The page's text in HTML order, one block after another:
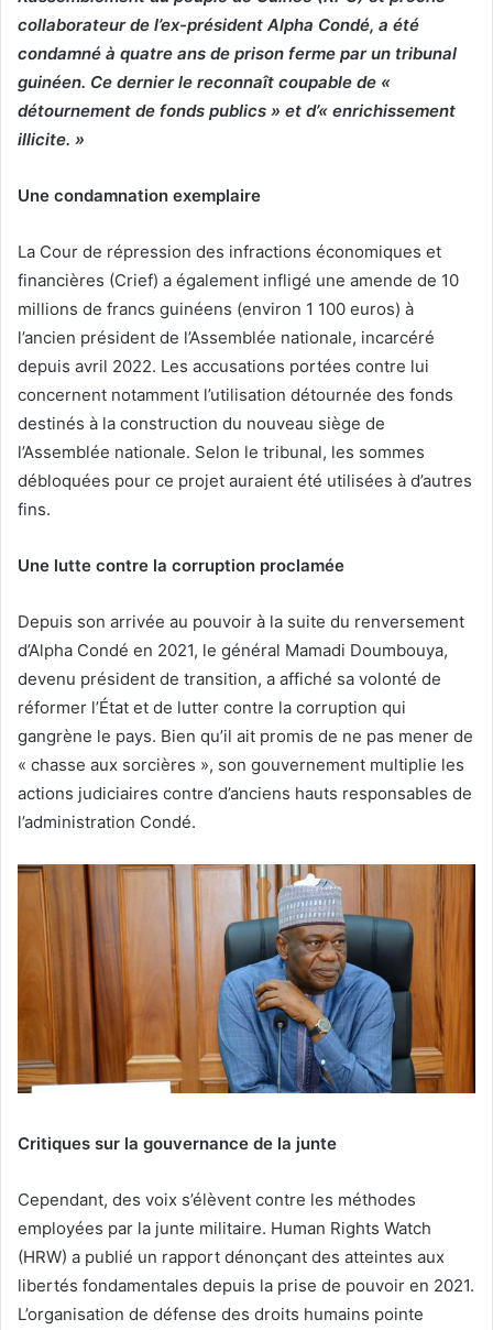
c
o
r
e
l
collaborateur de l’ex-président Alpha Condé, a été
condamné à quatre ans de prison ferme par un tribunal
guinéen. Ce dernier le reconnaît coupable de «
détournement de fonds publics » et d’« enrichissement
illicite. »
Une condamnation exemplaire
La Cour de répression des infractions économiques et
financières (Crief) a également infligé une amende de 10
millions de francs guinéens (environ 1 100 euros) à
l’ancien président de l’Assemblée nationale, incarcéré
depuis avril 2022. Les accusations portées contre lui
concernent notamment l’utilisation détournée des fonds
destinés à la construction du nouveau siège de
l’Assemblée nationale. Selon le tribunal, les sommes
débloquées pour ce projet auraient été utilisées à d’autres
fins.
Une lutte contre la corruption proclamée
Depuis son arrivée au pouvoir à la suite du renversement
d’Alpha Condé en 2021, le général Mamadi Doumbouya,
devenu président de transition, a affiché sa volonté de
réformer l’État et de lutter contre la corruption qui
gangrène le pays. Bien qu’il ait promis de ne pas mener de
« chasse aux sorcières », son gouvernement multiplie les
actions judiciaires contre d’anciens hauts responsables de
l’administration Condé.
Critiques sur la gouvernance de la junte
Cependant, des voix s’élèvent contre les méthodes
employées par la junte militaire. Human Rights Watch
(HRW) a publié un rapport dénonçant des atteintes aux
libertés fondamentales depuis la prise de pouvoir en 2021.
L’organisation de défense des droits humains pointe